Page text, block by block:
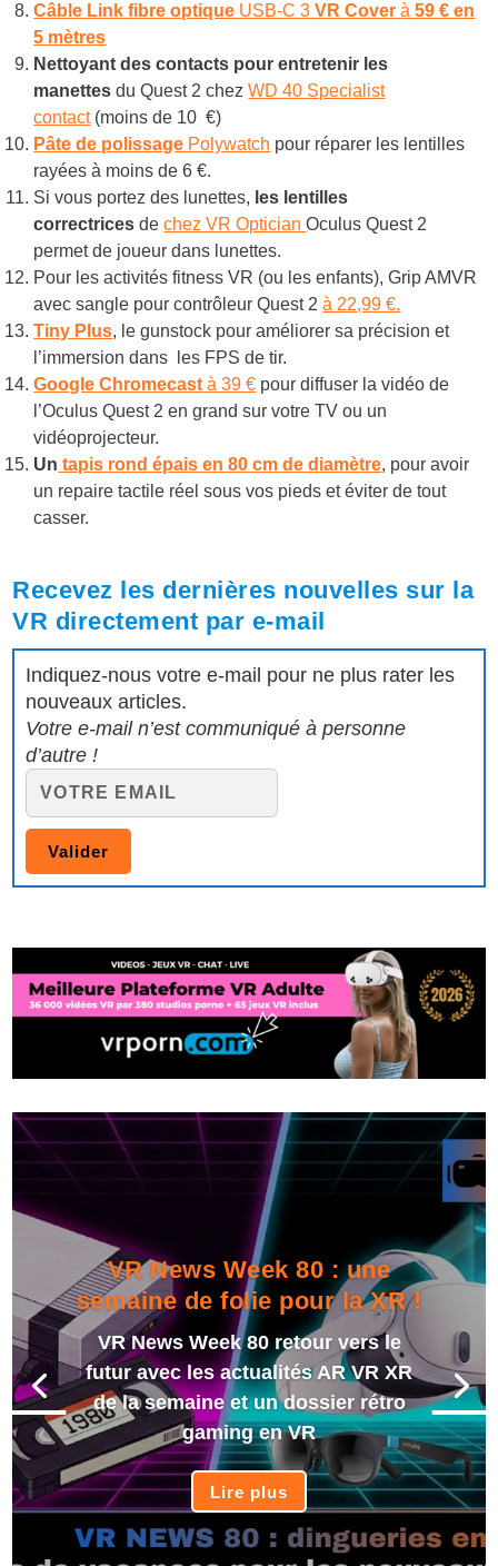
Câble Linkfibre optique USB-C 3VR Cover à59 € en
5 mètres
Nettoyant des contacts pour entretenir les
manettes du Quest 2 chezWD 40 Specialist
contact(moins de 10 €)
Pâte de polissage Polywatch pour réparer les lentilles
rayées à moins de 6 €.
Si vous portez des lunettes, les lentilles
correctrices dechez VR OpticianOculus Quest 2
permet de joueur dans lunettes.
Pour les activités fitness VR (ou les enfants), Grip AMVR
avec sangle pour contrôleur Quest 2à 22,99 €.
Tiny Plus, le gunstock pour améliorer sa précision et
l’immersion dans les FPS de tir.
Google Chromecast à 39 € pour diffuser la vidéo de
l’Oculus Quest 2 en grand sur votre TV ou un
vidéoprojecteur.
Un tapis rond épais en 80 cm de diamètre, pour avoir
un repaire tactile réel sous vos pieds et éviter de tout
casser.
Recevez les dernières nouvelles sur la
VR directement par e-mail
Indiquez-nous votre e-mail pour ne plus rater les
nouveaux articles.
Votre e-mail n’est communiqué à personne
d’autre !
VR News Week 80 : une
semaine de folie pour la XR !
VR News Week 80 retour vers le
futur avec les actualités AR VR XR
de la semaine et un dossier rétro
gaming en VR
Lire plus